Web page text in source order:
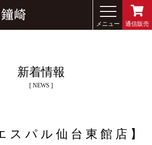
メニュー
通信販売
新着情報
NEWS
スパル仙台東館店】